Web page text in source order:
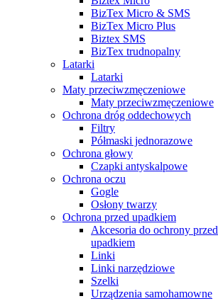
BizTex Micro & SMS
BizTex Micro Plus
Biztex SMS
BizTex trudnopalny
Latarki
Latarki
Maty przeciwzmęczeniowe
Maty przeciwzmęczeniowe
Ochrona dróg oddechowych
Filtry
Półmaski jednorazowe
Ochrona głowy
Czapki antyskalpowe
Ochrona oczu
Gogle
Osłony twarzy
Ochrona przed upadkiem
Akcesoria do ochrony przed
upadkiem
Linki
Linki narzędziowe
Szelki
Urządzenia samohamowne